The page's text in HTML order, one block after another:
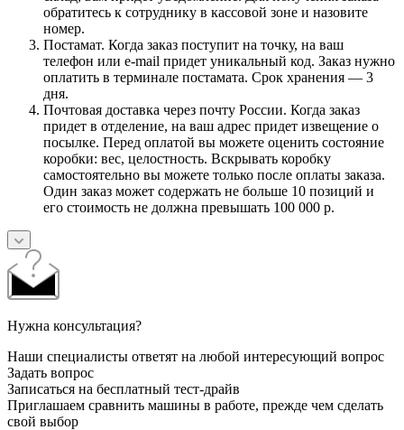
обратитесь к сотруднику в кассовой зоне и назовите
номер.
Постамат. Когда заказ поступит на точку, на ваш
телефон или e-mail придет уникальный код. Заказ нужно
оплатить в терминале постамата. Срок хранения — 3
дня.
Почтовая доставка через почту России. Когда заказ
придет в отделение, на ваш адрес придет извещение о
посылке. Перед оплатой вы можете оценить состояние
коробки: вес, целостность. Вскрывать коробку
самостоятельно вы можете только после оплаты заказа.
Один заказ может содержать не больше 10 позиций и
его стоимость не должна превышать 100 000 р.
Нужна консультация?
Наши специалисты ответят на любой интересующий вопрос
Задать вопрос
Записаться на бесплатный тест-драйв
Приглашаем сравнить машины в работе, прежде чем сделать
свой выбор